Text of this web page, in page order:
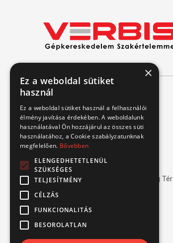
Kapcsolat
1151 Budapest, Mélyfúró u. 2/E.
3070 Bátonyterenye, Ózdi út 15.
8693 Lengyeltóti, Fonyódi u. 10.
4220 Hajdúböszörmény, Bánság Tér
6000 Kecskemét, Budai út 137.
Tel.: (+36) 1 306 3770
Email: verbis@verbis.hu
×
Ez a weboldal sütiket
használ
Ez a weboldal sütiket használ a felhasználói
élmény javítása érdekében. A weboldalunk
használatával Ön hozzájárul az összes süti
használatához, a Cookie szabályzatunknak
megfelelően. Bővebben
ELENGEDHETETLENÜL
SZÜKSÉGES
TELJESÍTMÉNY
CÉLZÁS
FUNKCIONALITÁS
BESOROLATLAN